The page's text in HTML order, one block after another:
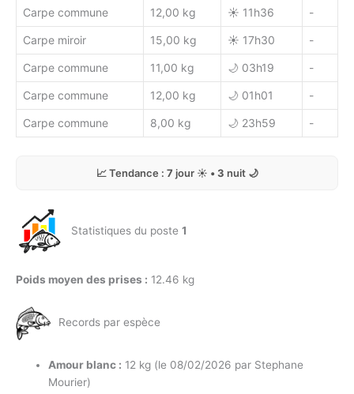
Carpe commune 12,00 kg ☀️ 11h36 -
Carpe miroir 15,00 kg ☀️ 17h30 -
Carpe commune 11,00 kg 🌙 03h19 -
Carpe commune 12,00 kg 🌙 01h01 -
Carpe commune 8,00 kg 🌙 23h59 -
📈 Tendance : 7 jour ☀️ •3 nuit 🌙
Statistiques du poste 1
Poids moyen des prises : 12.46 kg
Records par espèce
Amour blanc : 12 kg (le 08/02/2026 par Stephane
Mourier)